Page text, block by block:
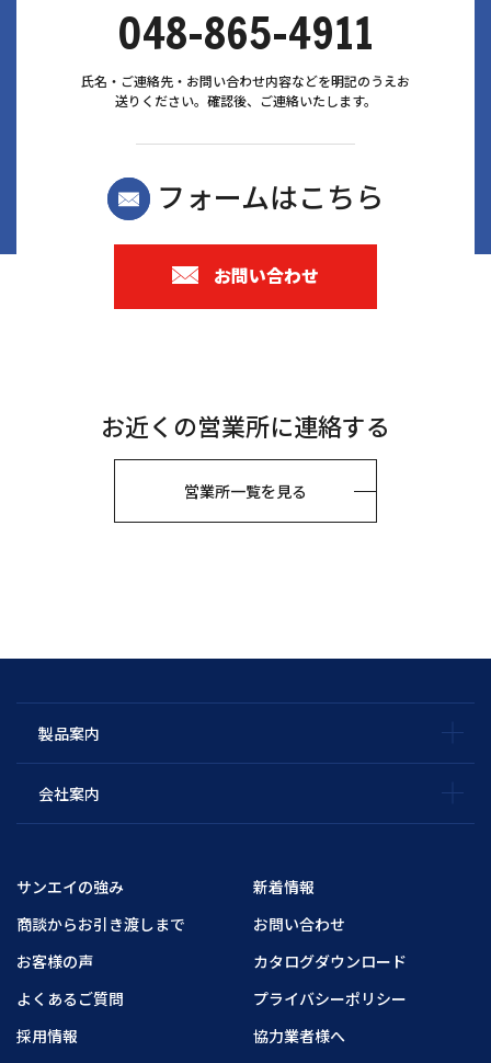
048-865-4911
氏名・ご連絡先・お問い合わせ内容などを明記のうえお
送りください。確認後、ご連絡いたします。
フォームはこちら
お問い合わせ
お近くの営業所に連絡する
営業所一覧を見る
製品案内
会社案内
サンエイの強み
商談からお引き渡しまで
お客様の声
よくあるご質問
採用情報
新着情報
お問い合わせ
カタログダウンロード
プライバシーポリシー
協力業者様へ